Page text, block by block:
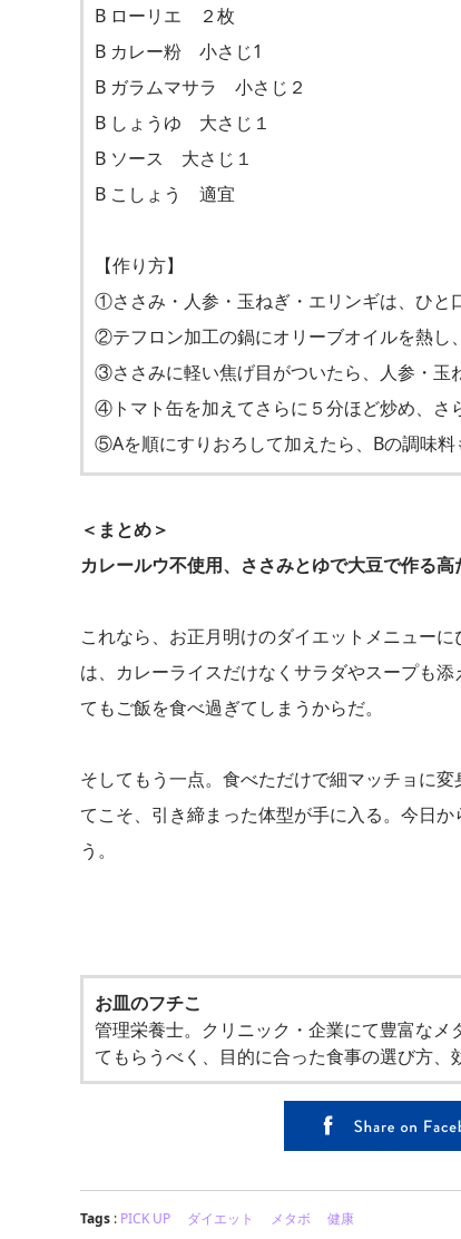
B ローリエ ２枚
B カレー粉 小さじ1
B ガラムマサラ 小さじ２
B しょうゆ 大さじ１
B ソース 大さじ１
B こしょう 適宜
【作り方】
①ささみ・人参・玉ねぎ・エリンギは、ひと
②テフロン加工の鍋にオリーブオイルを熱し
③ささみに軽い焦げ目がついたら、人参・玉
④トマト缶を加えてさらに５分ほど炒め、さ
⑤Aを順にすりおろして加えたら、Bの調味
＜まとめ＞
カレールウ不使用、ささみとゆで大豆で作る
これなら、お正月明けのダイエットメニュー
は、カレーライスだけなくサラダやスープも
てもご飯を食べ過ぎてしまうからだ。
そしてもう一点。食べただけで細マッチョに
てこそ、引き締まった体型が手に入る。今日
う。
お皿のフチこ
管理栄養士。クリニック・企業にて豊富な
てもらうべく、目的に合った食事の選び方、
Tags : PICK UP ダイエット メタボ 健康